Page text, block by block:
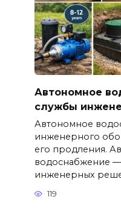
Автономное
службы
Автономное
инженерного
его продления.
водоснабжение
инженерных
119